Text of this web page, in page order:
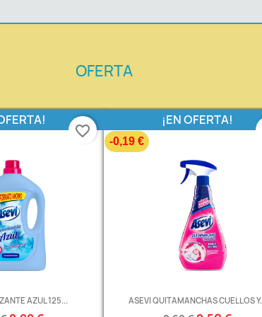
OFERTA
AZUL 125...
favorite_border
ASEVI QUITAMANCHAS CUELLOS
¡EN OFERTA!
-0,19 €